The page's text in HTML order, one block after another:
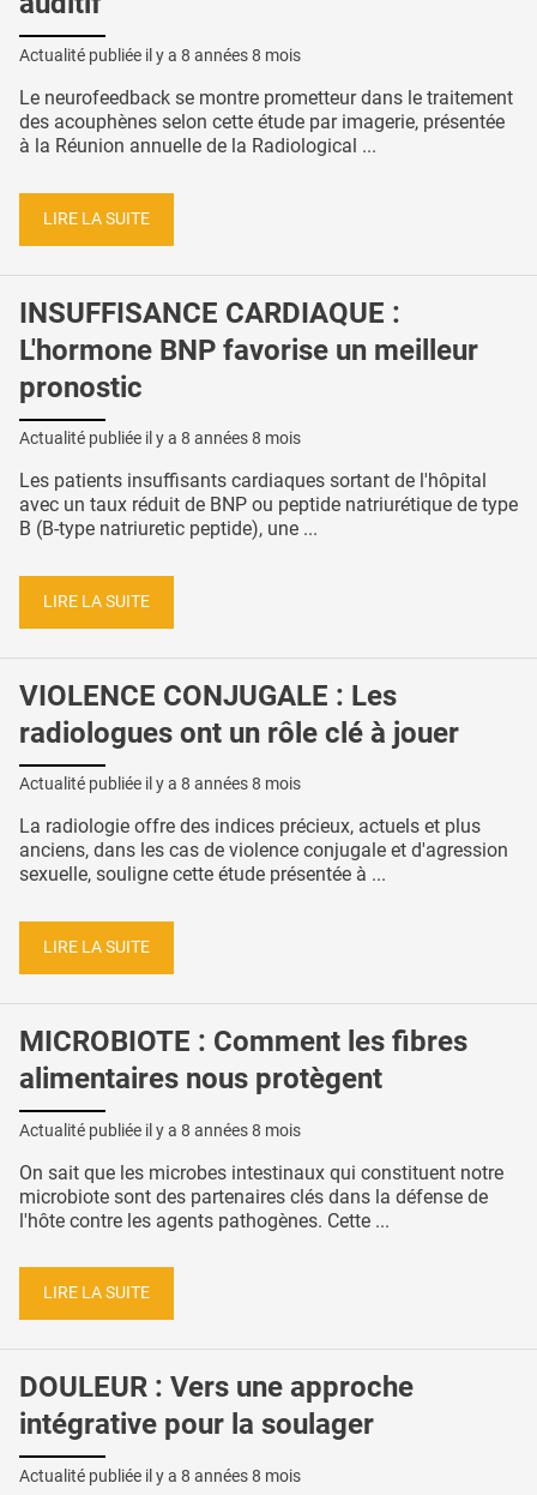
Actualité publiée il y a 8 années 8 mois
Le neurofeedback se montre prometteur dans le traitement
des acouphènes selon cette étude par imagerie, présentée
à la Réunion annuelle de la Radiological ...
LIRE LA SUITE
INSUFFISANCE CARDIAQUE :
L'hormone BNP favorise un meilleur
pronostic
Actualité publiée il y a 8 années 8 mois
Les patients insuffisants cardiaques sortant de l'hôpital
avec un taux réduit de BNP ou peptide natriurétique de type
B (B-type natriuretic peptide), une ...
LIRE LA SUITE
VIOLENCE CONJUGALE : Les
radiologues ont un rôle clé à jouer
Actualité publiée il y a 8 années 8 mois
La radiologie offre des indices précieux, actuels et plus
anciens, dans les cas de violence conjugale et d'agression
sexuelle, souligne cette étude présentée à ...
LIRE LA SUITE
MICROBIOTE : Comment les fibres
alimentaires nous protègent
Actualité publiée il y a 8 années 8 mois
On sait que les microbes intestinaux qui constituent notre
microbiote sont des partenaires clés dans la défense de
l'hôte contre les agents pathogènes. Cette ...
LIRE LA SUITE
DOULEUR : Vers une approche
intégrative pour la soulager
Actualité publiée il y a 8 années 8 mois